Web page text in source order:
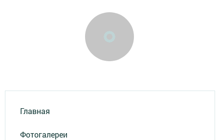
Главная
Фотогалереи